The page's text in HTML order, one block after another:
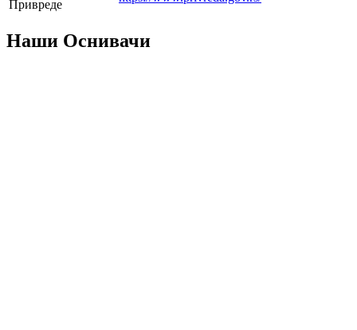
Привреде
Наши Оснивачи